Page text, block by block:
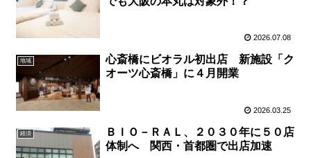
2026.07.08
地域
心斎橋にビオラル初出店 新施設「ク
オーツ心斎橋」に４月開業
2026.03.25
経済
ＢＩＯ－ＲＡＬ、２０３０年に５０店
体制へ 関西・首都圏で出店加速